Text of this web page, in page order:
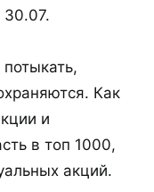
30.07.
Как
и
в топ 1000,
акций.